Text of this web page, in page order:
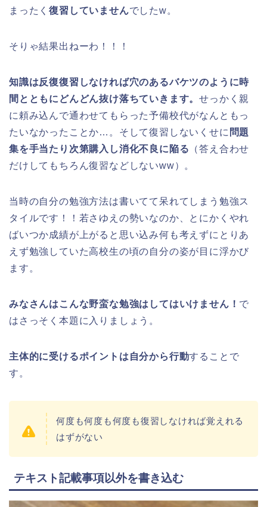
まったく復習していませんでしたw。
そりゃ結果出ねーわ！！！
知識は反復復習しなければ穴のあるバケツのように時
間とともにどんどん抜け落ちていきます。せっかく親
に頼み込んで通わせてもらった予備校代がなんともっ
たいなかったことか…。そして復習しないくせに 問題
集を手当たり次第購入し消化不良に陥る （答え合わせ
だけしてもちろん復習などしないww）。
当時の自分の勉強方法は書いてて呆れてしまう勉強ス
タイルです！！若さゆえの勢いなのか、とにかくやれ
ばいつか成績が上がると思い込み何も考えずにとりあ
えず勉強していた高校生の頃の自分の姿が目に浮かび
ます。
みなさんはこんな野蛮な勉強はしてはいけません！ で
はさっそく本題に入りましょう。
主体的に受けるポイントは自分から行動することで
す。
何度も何度も何度も復習しなければ覚えれる
はずがない
テキスト記載事項以外を書き込む